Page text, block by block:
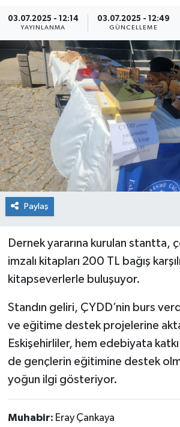
03.07.2025 - 12:14
YAYINLANMA
03.07.2025 - 12:49
GÜNCELLEME
Paylaş
Dernek yararına kurulan stantta,
imzalı kitapları 200 TL bağış
kitapseverlerle buluşuyor.
Standın geliri, ÇYDD’nin burs
ve eğitime destek projelerine
Eskişehirliler, hem edebiyata
de gençlerin eğitimine destek
yoğun ilgi gösteriyor.
Muhabir: Eray Çankaya
Sağlık
Siyaset
Spor
Haber Arşivi